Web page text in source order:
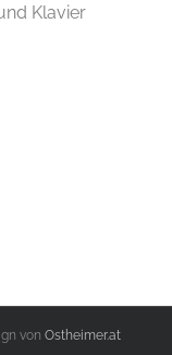
Klavier
von Ostheimer.at